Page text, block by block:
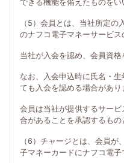
できる機能を備えたものをい
（5）会員とは、当社所定
のナフコ電子マネーサービス
当社が入会を認め、会員資格
なお、入会申込時に氏名・
ても入会を認める場合があり
会員は当社が提供するサー
合があることを承認するもの
（6）チャージとは、会員
子マネーカードにナフコ電子